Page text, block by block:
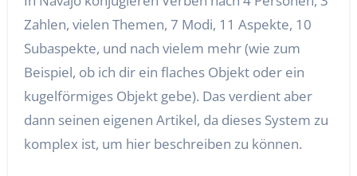
Zahlen, vielen Themen, 7 Modi, 11 Aspekte, 10
Subaspekte, und nach vielem mehr (wie zum
Beispiel, ob ich dir ein flaches Objekt oder ein
kugelförmiges Objekt gebe). Das verdient aber
dann seinen eigenen Artikel, da dieses System zu
komplex ist, um hier beschreiben zu können.